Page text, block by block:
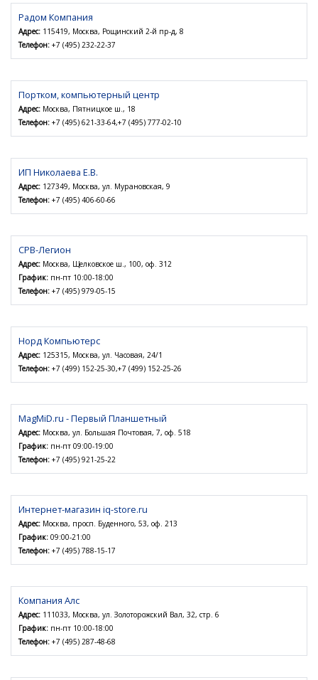
Радом Компания
Адрес: 115419, Москва, Рощинский 2-й пр-д, 8
Телефон: +7 (495) 232-22-37
Портком, компьютерный центр
Адрес: Москва, Пятницкое ш., 18
Телефон: +7 (495) 621-33-64,+7 (495) 777-02-10
ИП Николаева Е.В.
Адрес: 127349, Москва, ул. Мурановская, 9
Телефон: +7 (495) 406-60-66
СРВ-Легион
Адрес: Москва, Щелковское ш., 100, оф. 312
График: пн-пт 10:00-18:00
Телефон: +7 (495) 979-05-15
Норд Компьютерс
Адрес: 125315, Москва, ул. Часовая, 24/1
Телефон: +7 (499) 152-25-30,+7 (499) 152-25-26
MagMiD.ru - Первый Планшетный
Адрес: Москва, ул. Большая Почтовая, 7, оф. 518
График: пн-пт 09:00-19:00
Телефон: +7 (495) 921-25-22
Интернет-магазин iq-store.ru
Адрес: Москва, просп. Буденного, 53, оф. 213
График: 09:00-21:00
Телефон: +7 (495) 788-15-17
Компания Алс
Адрес: 111033, Москва, ул. Золоторожский Вал, 32, стр. 6
График: пн-пт 10:00-18:00
Телефон: +7 (495) 287-48-68